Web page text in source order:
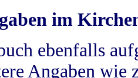
im
ebenfalls
Angaben wie